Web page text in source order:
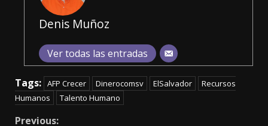
Denis Muñoz
Ver todas las entradas
Tags: AFP Crecer Dinerocomsv ElSalvador
Recursos
Humanos
Talento Humano
Previous: